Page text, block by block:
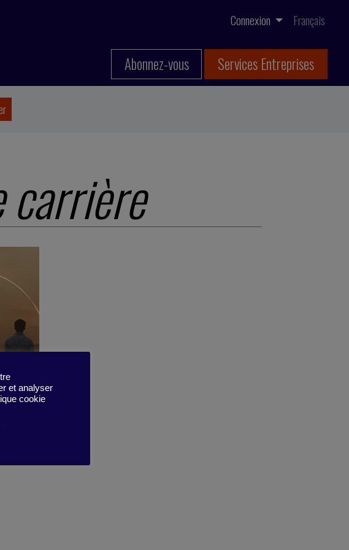
Connexion Français
Abonnez-vous Services Entreprises
carrière
et analyser
cookie